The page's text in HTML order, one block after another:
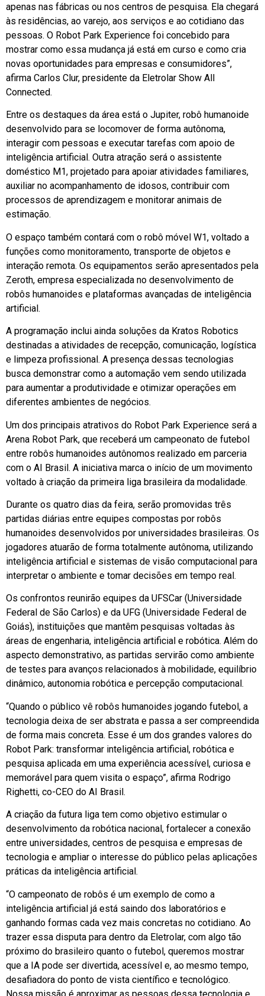
apenas nas fábricas ou nos centros de pesquisa. Ela chegará
às residências, ao varejo, aos serviços e ao cotidiano das
pessoas. O Robot Park Experience foi concebido para
mostrar como essa mudança já está em curso e como cria
novas oportunidades para empresas e consumidores”,
afirma Carlos Clur, presidente da Eletrolar Show All
Connected.
Entre os destaques da área está o Jupiter, robô humanoide
desenvolvido para se locomover de forma autônoma,
interagir com pessoas e executar tarefas com apoio de
inteligência artificial. Outra atração será o assistente
doméstico M1, projetado para apoiar atividades familiares,
auxiliar no acompanhamento de idosos, contribuir com
processos de aprendizagem e monitorar animais de
estimação.
O espaço também contará com o robô móvel W1, voltado a
funções como monitoramento, transporte de objetos e
interação remota. Os equipamentos serão apresentados pela
Zeroth, empresa especializada no desenvolvimento de
robôs humanoides e plataformas avançadas de inteligência
artificial.
A programação inclui ainda soluções da Kratos Robotics
destinadas a atividades de recepção, comunicação, logística
e limpeza profissional. A presença dessas tecnologias
busca demonstrar como a automação vem sendo utilizada
para aumentar a produtividade e otimizar operações em
diferentes ambientes de negócios.
Um dos principais atrativos do Robot Park Experience será a
Arena Robot Park, que receberá um campeonato de futebol
entre robôs humanoides autônomos realizado em parceria
com o AI Brasil. A iniciativa marca o início de um movimento
voltado à criação da primeira liga brasileira da modalidade.
Durante os quatro dias da feira, serão promovidas três
partidas diárias entre equipes compostas por robôs
humanoides desenvolvidos por universidades brasileiras. Os
jogadores atuarão de forma totalmente autônoma, utilizando
inteligência artificial e sistemas de visão computacional para
interpretar o ambiente e tomar decisões em tempo real.
Os confrontos reunirão equipes da UFSCar (Universidade
Federal de São Carlos) e da UFG (Universidade Federal de
Goiás), instituições que mantêm pesquisas voltadas às
áreas de engenharia, inteligência artificial e robótica. Além do
aspecto demonstrativo, as partidas servirão como ambiente
de testes para avanços relacionados à mobilidade, equilíbrio
dinâmico, autonomia robótica e percepção computacional.
“Quando o público vê robôs humanoides jogando futebol, a
tecnologia deixa de ser abstrata e passa a ser compreendida
de forma mais concreta. Esse é um dos grandes valores do
Robot Park: transformar inteligência artificial, robótica e
pesquisa aplicada em uma experiência acessível, curiosa e
memorável para quem visita o espaço”, afirma Rodrigo
Righetti, co-CEO do AI Brasil.
A criação da futura liga tem como objetivo estimular o
desenvolvimento da robótica nacional, fortalecer a conexão
entre universidades, centros de pesquisa e empresas de
tecnologia e ampliar o interesse do público pelas aplicações
práticas da inteligência artificial.
“O campeonato de robôs é um exemplo de como a
inteligência artificial já está saindo dos laboratórios e
ganhando formas cada vez mais concretas no cotidiano. Ao
trazer essa disputa para dentro da Eletrolar, com algo tão
próximo do brasileiro quanto o futebol, queremos mostrar
que a IA pode ser divertida, acessível e, ao mesmo tempo,
desafiadora do ponto de vista científico e tecnológico.
Nossa missão é aproximar as pessoas dessa tecnologia e